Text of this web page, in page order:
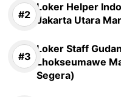
Loker Helper
Jakarta Utara
Loker Staff
Lhokseumawe
Segera)